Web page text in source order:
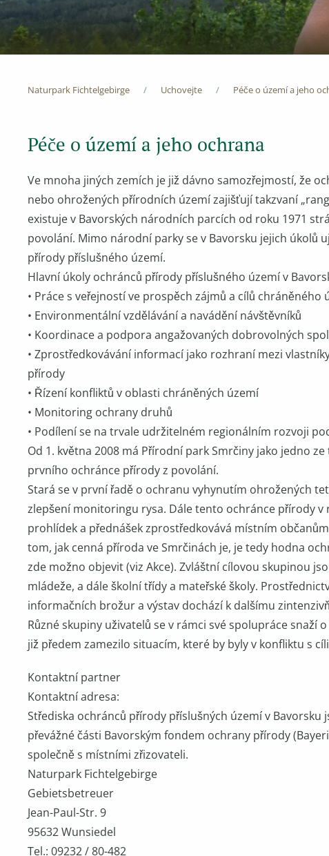
Naturpark Fichtelgebirge Uchovejte Péče o území a jeho
Péče o území a jeho ochrana
Ve mnoha jiných zemích je již dávno samozřejmostí, že
nebo ohrožených přírodních území zajišťují takzvaní
existuje v Bavorských národních parcích od roku 1971
povolání. Mimo národní parky se v Bavorsku jejich úkolů
přírody příslušného území.
Hlavní úkoly ochránců přírody příslušného území v
• Práce s veřejností ve prospěch zájmů a cílů chráněného
• Environmentální vzdělávání a navádění návštěvníků
• Koordinace a podpora angažovaných dobrovolných
• Zprostředkovávání informací jako rozhraní mezi
přírody
• Řízení konfliktů v oblasti chráněných území
• Monitoring ochrany druhů
• Podílení se na trvale udržitelném regionálním rozvoji
Od 1. května 2008 má Přírodní park Smrčiny jako jedno
prvního ochránce přírody z povolání.
Stará se v první řadě o ochranu vyhynutím ohrožených
zlepšení monitoringu rysa. Dále tento ochránce přírody v
prohlídek a přednášek zprostředkovává místním
tom, jak cenná příroda ve Smrčinách je, je tedy hodna
zde možno objevit (viz Akce). Zvláštní cílovou skupinou
mládeže, a dále školní třídy a mateřské školy.
informačních brožur a výstav dochází k dalšímu
Různé skupiny uživatelů se v rámci své spolupráce snaží
již předem zamezilo situacím, které by byly v konfliktu s
Kontaktní partner
Kontaktní adresa:
Střediska ochránců přírody příslušných území v Bavorsku
převážné části Bavorským fondem ochrany přírody
společně s místními zřizovateli.
Naturpark Fichtelgebirge
Gebietsbetreuer
Jean-Paul-Str. 9
95632 Wunsiedel
Tel.: 09232 / 80-482